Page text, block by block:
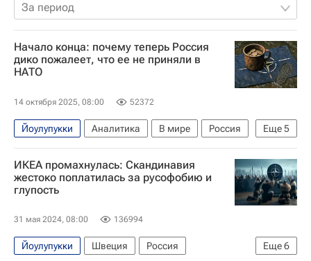
За период
Начало конца: почему теперь Россия
дико пожалеет, что ее не приняли в
НАТО
14 октября 2025, 08:00 52372
Еще5
Йоулупукки Аналитика В мире
Россия
Финляндия
Хельсинки
Дмитрий Медведев
НАТО Евросоюз
ИКЕА промахнулась: Скандинавия
жестоко поплатилась за русофобию и
глупость
31 мая 2024, 08:00 136994
Еще6
Йоулупукки Швеция
Россия